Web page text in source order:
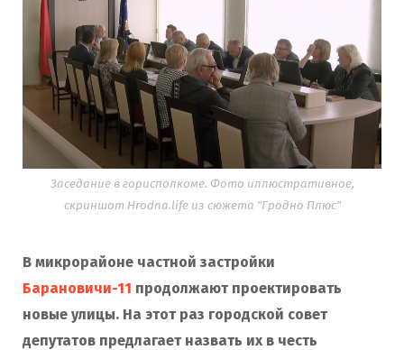
Заседание в горисполкоме. Фото иллюстративное,
скриншот Hrodna.life из сюжета "Гродно Плюс"
В микрорайоне частной застройки
Барановичи-11 продолжают проектировать
новые улицы. На этот раз городской совет
депутатов предлагает назвать их в честь